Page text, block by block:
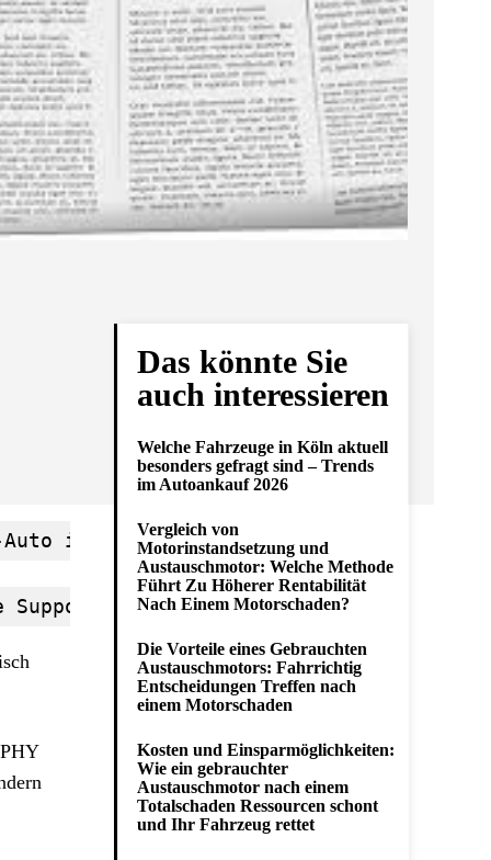
im Renntempo über den Kurs auf dem
Serie der ABB FIA Formel E
Das könnte Sie
auch interessieren
Welche Fahrzeuge in Köln aktuell
besonders gefragt sind – Trends
im Autoankauf 2026
Vergleich von
Motorinstandsetzung und
Austauschmotor: Welche Methode
Führt Zu Höherer Rentabilität
Nach Einem Motorschaden?
Die Vorteile eines Gebrauchten
Austauschmotors: Fahrrichtig
Entscheidungen Treffen nach
einem Motorschaden
Kosten und Einsparmöglichkeiten:
Wie ein gebrauchter
Austauschmotor nach einem
Totalschaden Ressourcen schont
und Ihr Fahrzeug rettet